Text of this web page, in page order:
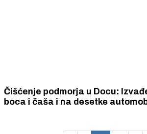
Čišćenje podmorja u Docu:
boca i čaša i na desetke